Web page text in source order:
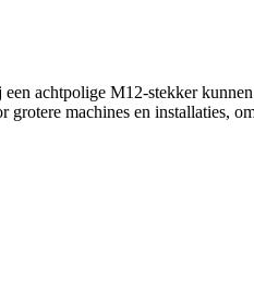
achtpolige M12-stekker
machines en installaties,